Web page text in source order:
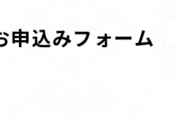
申込みフォーム